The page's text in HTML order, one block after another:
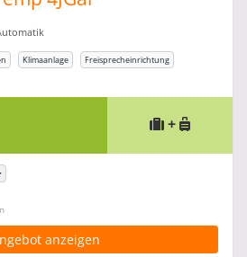
Klimaanlage
Freisprecheinrichtung
+
anzeigen